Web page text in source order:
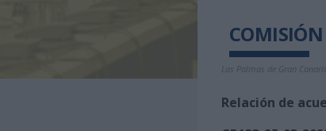
Las Palmas de Gran
Relación de